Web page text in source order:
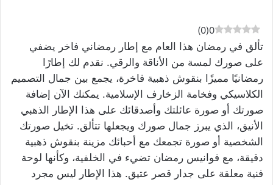
0
(
0
)
تألق في رمضان هذا العام مع إطار رمضاني فاخر يضفي
على صورك لمسة من الأناقة والرقي. نقدم لك إطارًا
رمضانيًا مميزًا بنقوش ذهبية فاخرة، يجمع بين جمال التصميم
الكلاسيكي وفخامة الزخارف الإسلامية. يمكنك الآن إضافة
صورتك أو صورة عائلتك وأصدقائك على هذا الإطار الذهبي
الأنيق، الذي يبرز جمال صورك ويجعلها تتألق. تخيل صورتك
الشخصية أو صورة تجمعك مع أحبائك مزينة بنقوش ذهبية
دقيقة، مع فوانيس رمضان تضيء في الخلفية، وكأنها لوحة
فنية معلقة على جدار قصر عتيق. هذا الإطار ليس مجرد